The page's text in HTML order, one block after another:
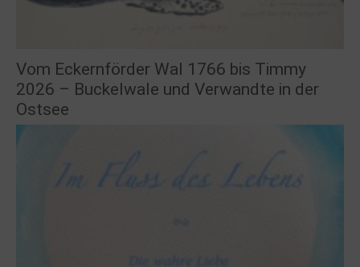
Vom Eckernförder Wal 1766 bis Timmy
2026 – Buckelwale und Verwandte in der
Ostsee